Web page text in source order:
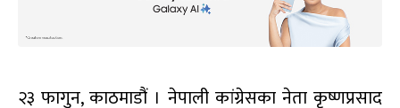
२३ फागुन, काठमाडौं । नेपाली कांग्रेसका नेता कृष्णप्रसाद